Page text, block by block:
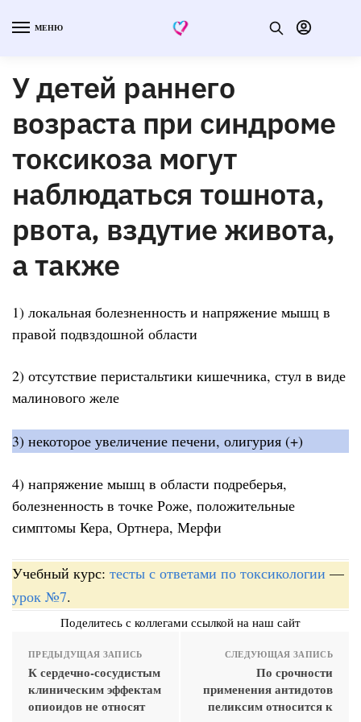
МЕНЮ
У детей раннего
возраста при синдроме
токсикоза могут
наблюдаться тошнота,
рвота, вздутие живота,
а также
1) локальная болезненность и напряжение мышц в
правой подвздошной области
2) отсутствие перистальтики кишечника, стул в виде
малинового желе
3) некоторое увеличение печени, олигурия (+)
4) напряжение мышц в области подреберья,
болезненность в точке Роже, положительные
симптомы Кера, Ортнера, Мерфи
Учебный курс: тесты с ответами по токсикологии —
урок №7.
Поделитесь с коллегами ссылкой на наш сайт
ПРЕДЫДУЩАЯ ЗАПИСЬ
К сердечно-сосудистым
клиническим эффектам
опиоидов не относят
СЛЕДУЮЩАЯ ЗАПИСЬ
По срочности
применения антидотов
пеликсим относится к